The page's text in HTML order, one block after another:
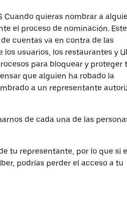
Cuando quieras nombrar a
el proceso de nominación.
cuentas va en contra de las
usuarios, los restaurantes y
para bloquear y proteger
que alguien ha robado la
a un representante
de cada una de las
tu representante, por lo que si
podrías perder el acceso a tu